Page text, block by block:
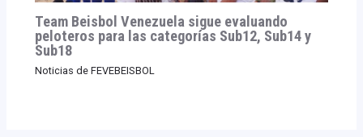
Team Beisbol Venezuela sigue evaluando
peloteros para las categorías Sub12, Sub14 y
Sub18
Noticias de FEVEBEISBOL